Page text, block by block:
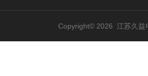
Copyright© 2026 江苏久